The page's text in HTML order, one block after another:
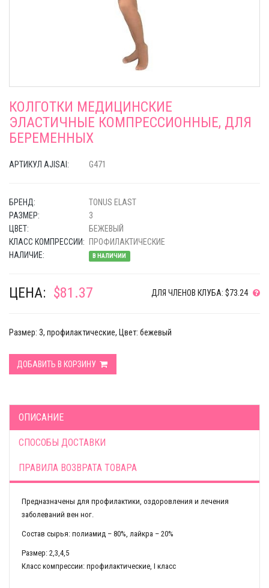
КОЛГОТКИ МЕДИЦИНСКИЕ
ЭЛАСТИЧНЫЕ КОМПРЕССИОННЫЕ, ДЛЯ
БЕРЕМЕННЫХ
АРТИКУЛ AJISAI: G471
БРЕНД:
TONUS ELAST
РАЗМЕР:
3
ЦВЕТ:
БЕЖЕВЫЙ
КЛАСС КОМПРЕССИИ:
ПРОФИЛАКТИЧЕСКИЕ
НАЛИЧИЕ:
В НАЛИЧИИ
ЦЕНА: $81.37 ДЛЯ ЧЛЕНОВ КЛУБА: $73.24
Размер: 3, профилактические, Цвет: бежевый
ДОБАВИТЬ В КОРЗИНУ
ОПИСАНИЕ
СПОСОБЫ ДОСТАВКИ
ПРАВИЛА ВОЗВРАТА ТОВАРА
Предназначены для профилактики, оздоровления и лечения
заболеваний вен ног.
Состав сырья: полиамид – 80%, лайкра – 20%
Размер: 2,3,4,5
Класс компрессии: профилактические, I класс